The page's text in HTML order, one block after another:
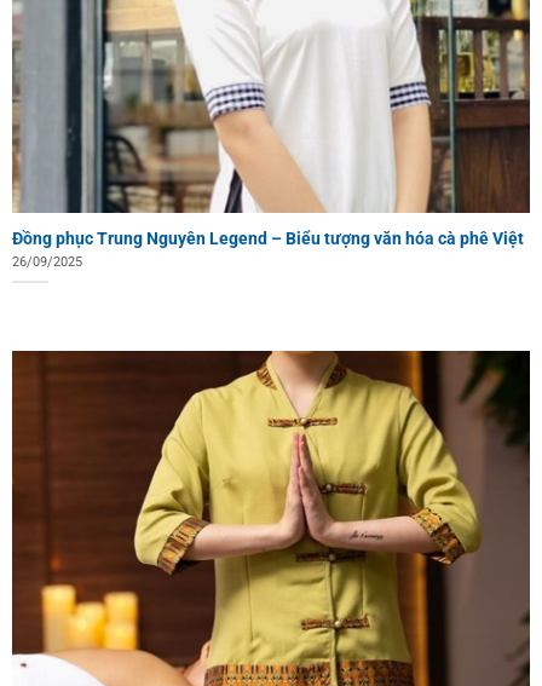
Đồng phục Trung Nguyên Legend – Biểu tượng văn hóa cà phê Việt
26/09/2025